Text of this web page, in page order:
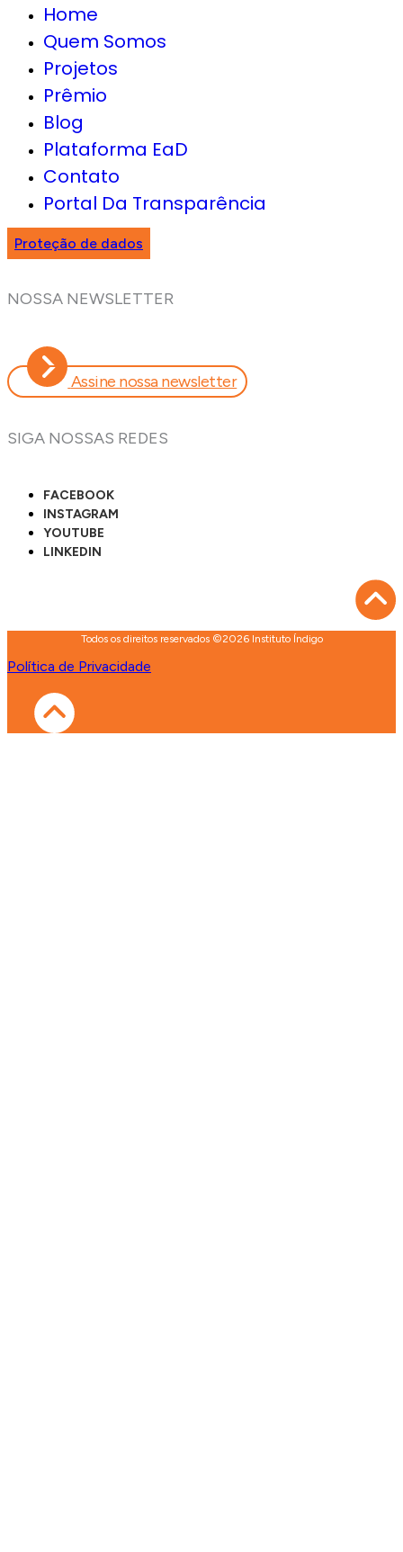
Home
Quem Somos
Projetos
Prêmio
Blog
Plataforma EaD
Contato
Portal Da Transparência
Proteção de dados
NOSSA NEWSLETTER
Assine nossa newsletter
SIGA NOSSAS REDES
FACEBOOK
INSTAGRAM
YOUTUBE
LINKEDIN
Todos os direitos reservados ©2026 Instituto Índigo
Política de Privacidade